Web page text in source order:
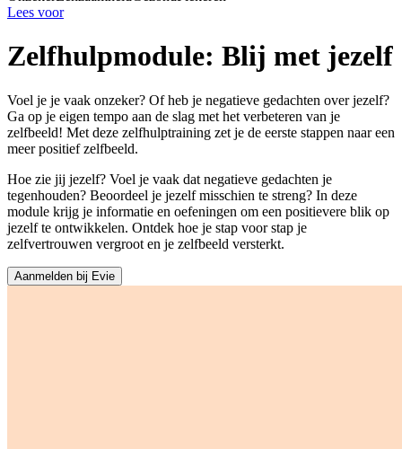
Lees voor
Zelfhulpmodule: Blij met jezelf
Voel je je vaak onzeker? Of heb je negatieve gedachten over jezelf?
Ga op je eigen tempo aan de slag met het verbeteren van je
zelfbeeld! Met deze zelfhulptraining zet je de eerste stappen naar een
meer positief zelfbeeld.
Hoe zie jij jezelf? Voel je vaak dat negatieve gedachten je
tegenhouden? Beoordeel je jezelf misschien te streng? In deze
module krijg je informatie en oefeningen om een positievere blik op
jezelf te ontwikkelen. Ontdek hoe je stap voor stap je
zelfvertrouwen vergroot en je zelfbeeld versterkt.
Aanmelden bij Evie